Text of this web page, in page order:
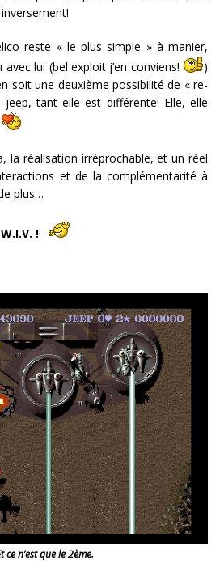
reste « le plus simple » à manier,
lui (bel exploit j’en conviens!
)
soit une deuxième possibilité de « re-
jeep, tant elle est différente! Elle, elle
la réalisation irréprochable, et un réel
et de la complémentarité à
plus…
!
n’est que le 2ème.